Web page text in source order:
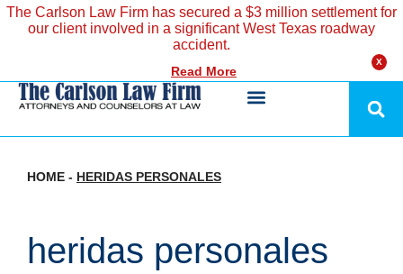
X
The Carlson Law Firm has secured a $3 million settlement for
our client involved in a significant West Texas roadway
accident.
Read More
HOME - HERIDAS PERSONALES
heridas personales